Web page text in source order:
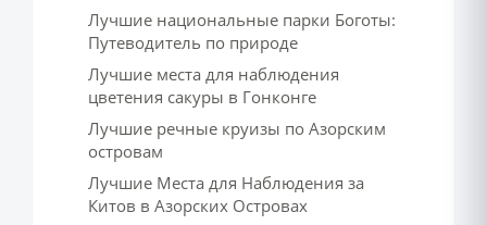
Лучшие национальные парки Боготы:
Путеводитель по природе
Лучшие места для наблюдения
цветения сакуры в Гонконге
Лучшие речные круизы по Азорским
островам
Лучшие Места для Наблюдения за
Китов в Азорских Островах